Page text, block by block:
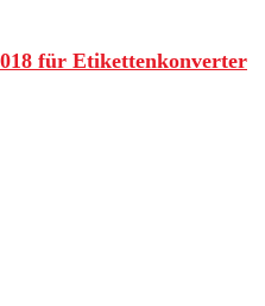
für Etikettenkonverter